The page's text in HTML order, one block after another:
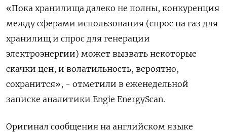
«Пока хранилища далеко не полны, конкуренция
между сферами использования (спрос на газ для
хранилищ и спрос для генерации
электроэнергии) может вызвать некоторые
скачки цен, и волатильность, вероятно,
сохранится», - отметили в еженедельной
записке аналитики Engie EnergyScan.
Оригинал сообщения на английском языке